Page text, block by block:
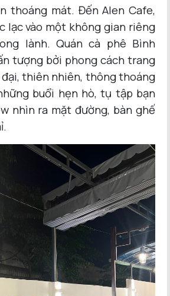
thoáng mát. Đến Alen Cafe,
lạc vào một không gian riêng
lành. Quán cà phê Bình
tượng bởi phong cách trang
thiên nhiên, thông thoáng
buổi hẹn hò, tụ tập bạn
nhìn ra mặt đường, bàn ghế